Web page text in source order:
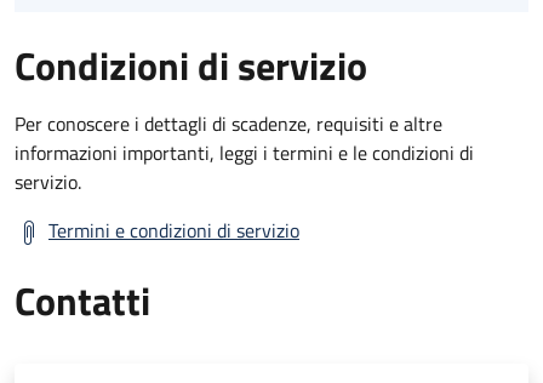
Condizioni di servizio
Per conoscere i dettagli di scadenze, requisiti e altre
informazioni importanti, leggi i termini e le condizioni di
servizio.
Termini e condizioni di servizio
Contatti